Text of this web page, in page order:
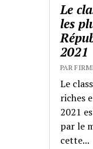
Le
les
2021
PAR
Le
riches
2021
par le
cette...